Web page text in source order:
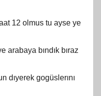
12 olmus tu ayse ye
arabaya bındık bıraz
dıyerek gogüslerını